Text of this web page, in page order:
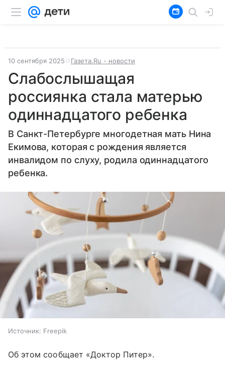
10 сентября 2025 Газета.Ru - новости
Слабослышащая
россиянка стала матерью
одиннадцатого ребенка
В Санкт-Петербурге многодетная мать Нина
Екимова, которая с рождения является
инвалидом по слуху, родила одиннадцатого
ребенка.
Источник: Freepik
Об этом сообщает «Доктор Питер».